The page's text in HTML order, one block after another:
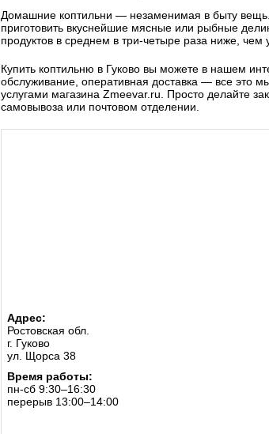
Домашние коптильни — незаменимая в быту
приготовить вкуснейшие мясные или рыбные
продуктов в среднем в три-четыре раза ниже, чем
Купить коптильню в Гуково вы можете в нашем
обслуживание, оперативная доставка — все это
услугами магазина Zmeevar.ru. Просто делайте
самовывоза или почтовом отделении.
Адрес:
Ростовская обл.
г. Гуково
ул. Щорса 38
Время работы:
пн-сб 9:30–16:30
перерыв 13:00–14:00